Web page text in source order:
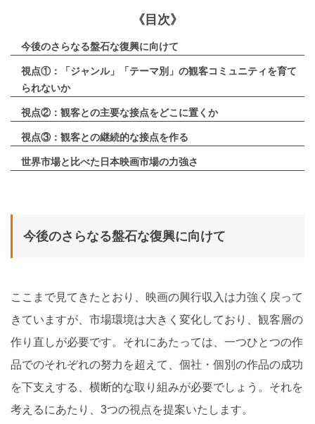
《目次》
今後のさらなる盤石な復興に向けて
視点①：「ジャンル」「テーマ別」の観客コミュニティを育て
られないか
視点②：観客との主要な接点をどこに置くか
視点③：観客との継続的な接点を作る
世界市場と比べた日本映画市場の力強さ
今後のさらなる盤石な復興に向けて
ここまで見てきたとおり、映画の興行収入は力強く戻って
きていますが、市場環境は大きく変化しており、観客層の
作り直しが必要です。それにあたっては、一つひとつの作
品でのそれぞれの努力を超えて、個社・個別の作品の成功
を下支えする、横断的な取り組みが必要でしょう。それを
考えるにあたり、3つの視点を提案いたします。